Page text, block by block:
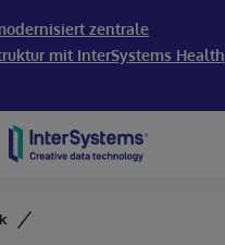
zentrale
mit InterSystems Health